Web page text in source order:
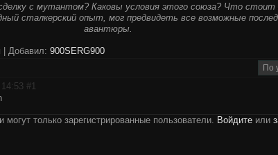
с мутантом? Каковы условия этого союза? Что стоит
сталкерский опыт, мог предвидеть все возможные
авантюры.
| Добавил: 900SERG900
#1
только зарегистрированные пользователи. Войдите или